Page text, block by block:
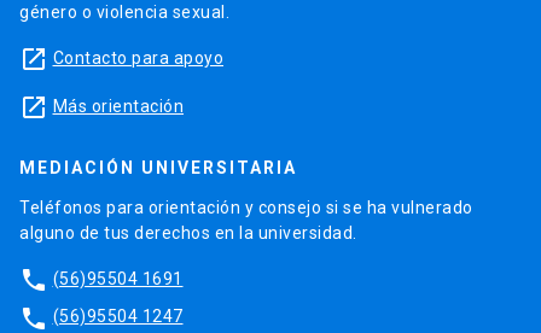
género o violencia sexual.
launch Contacto para apoyo
launch Más orientación
MEDIACIÓN UNIVERSITARIA
Teléfonos para orientación y consejo si se ha vulnerado
alguno de tus derechos en la universidad.
phone (56)95504 1691
phone (56)95504 1247